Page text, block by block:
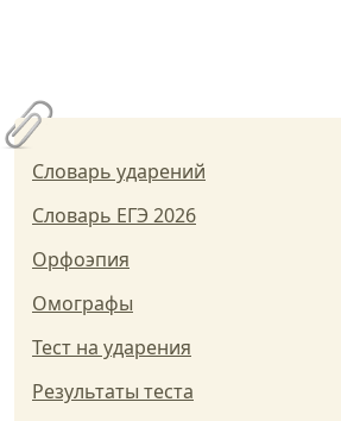
Словарь ударений
Словарь ЕГЭ 2026
Орфоэпия
Омографы
Тест на ударения
Результаты теста